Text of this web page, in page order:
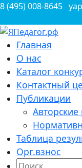
Перейти
содержимому
8 (495) 008-8645
Всероссийские
Главная
О нас
Каталог
Контактный
Публикации
Таблица
Орг.взнос
Найти: